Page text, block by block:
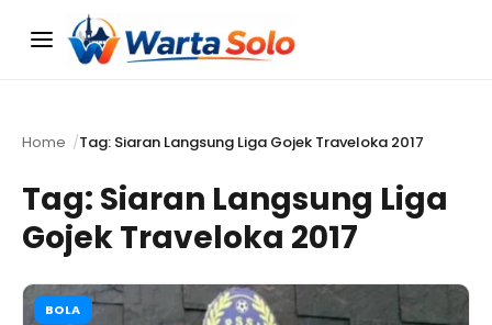
Menu
Home Tag: Siaran Langsung Liga Gojek Traveloka 2017
Tag: Siaran Langsung Liga
Gojek Traveloka 2017
BOLA